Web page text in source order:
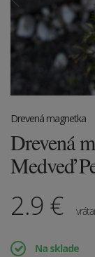
Drevená magnetka
Drevená
Medveď
2.9 €
Na sklade